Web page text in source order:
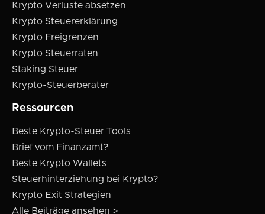
Krypto Verluste absetzen
Krypto Steuererklärung
Krypto Freigrenzen
Krypto Steuerraten
Staking Steuer
Krypto-Steuerberater
Ressourcen
Beste Krypto-Steuer Tools
Brief vom Finanzamt?
Beste Krypto Wallets
Steuerhinterziehung bei Krypto?
Krypto Exit Strategien
Alle Beiträge ansehen >